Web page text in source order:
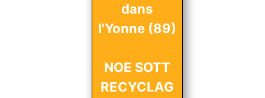
dans
l'Yonne (89)
NOE SOTT
RECYCLAG